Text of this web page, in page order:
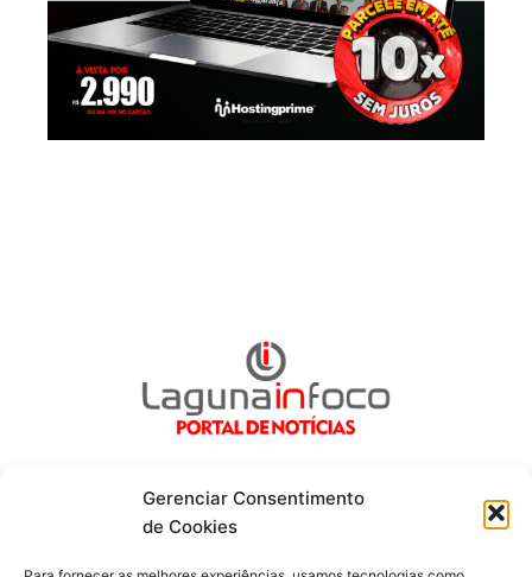
Gerenciar Consentimento
de Cookies